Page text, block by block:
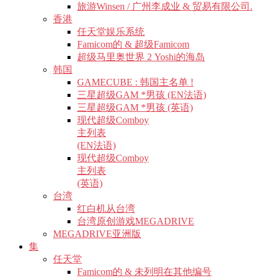
旅游Winsen / 广州李成业 & 贸易有限公司.
香港
任天堂娱乐系统
Famicom的 & 超级Famicom
超级马里奥世界 2 Yoshi的海岛
韩国
GAMECUBE : 韩国主名单 !
三星超级GAM *男孩 (EN法语)
三星超级GAM *男孩 (英语)
现代超级Comboy
主列表
(EN法语)
现代超级Comboy
主列表
(英语)
台湾
红白机从台湾
台湾原创游戏MEGADRIVE
MEGADRIVE亚洲版
集
任天堂
Famicom的 & 未列明在其他编号